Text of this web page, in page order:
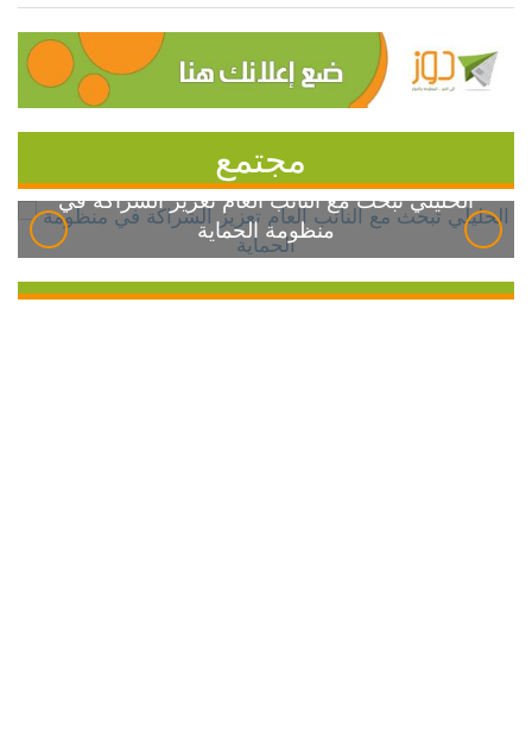
مجتمع
الخليلي تبحث مع النائب العام تعزيز الشراكة في
منظومة الحماية